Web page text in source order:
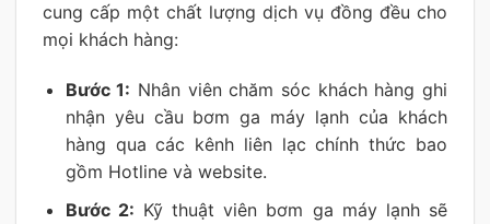
cung cấp một chất lượng dịch vụ đồng đều cho
mọi khách hàng:
Bước 1: Nhân viên chăm sóc khách hàng ghi
nhận yêu cầu bơm ga máy lạnh của khách
hàng qua các kênh liên lạc chính thức bao
gồm Hotline và website.
Bước 2: Kỹ thuật viên bơm ga máy lạnh sẽ